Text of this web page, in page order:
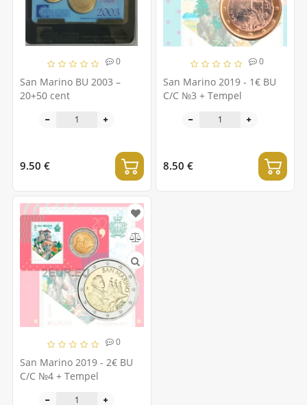
0
San Marino BU 2003 –
20+50 cent
9.50 €
0
San Marino 2019 - 1€ BU
C/C №3 + Tempel
8.50 €
0
San Marino 2019 - 2€ BU
C/C №4 + Tempel